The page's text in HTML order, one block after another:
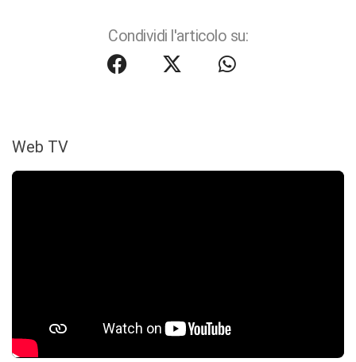
Condividi l'articolo su:
Web TV